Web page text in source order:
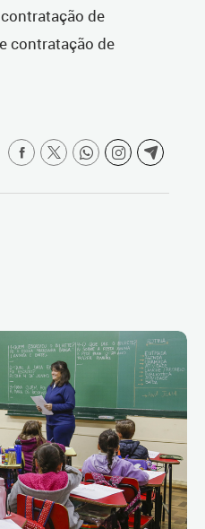
de
contratação de